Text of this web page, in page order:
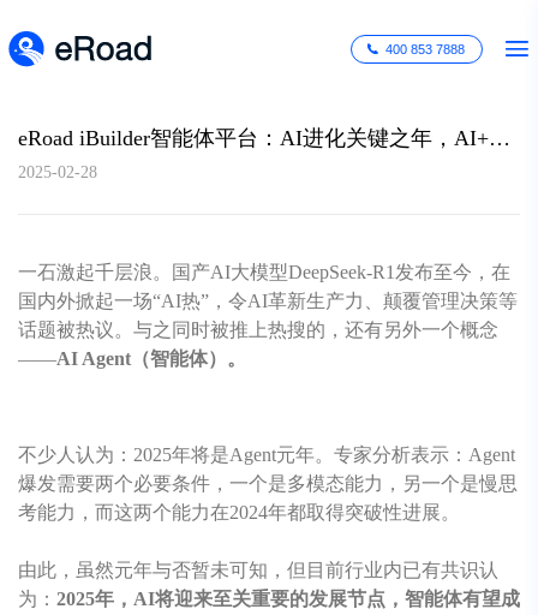
400 853 7888
eRoad iBuilder智能体平台：AI进化关键之年，AI+HR不只是事务提效，更是……
2025-02-28
一石激起千层浪。国产AI大模型DeepSeek-R1发布至今，在
国内外掀起一场“AI热”，令AI革新生产力、颠覆管理决策等
话题被热议。与之同时被推上热搜的，还有另外一个概念
——AI Agent（智能体）。
不少人认为：2025年将是Agent元年。专家分析表示：Agent
爆发需要两个必要条件，一个是多模态能力，另一个是慢思
考能力，而这两个能力在2024年都取得突破性进展。
由此，虽然元年与否暂未可知，但目前行业内已有共识认
为： 2025年，AI将迎来至关重要的发展节点，智能体有望成